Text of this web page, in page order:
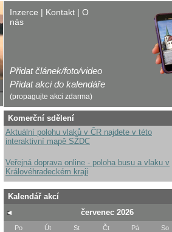
Inzerce | Kontakt | O
nás
Přidat článek/foto/video
Přidat akci do kalendáře
(propagujte akci zdarma)
Komerční sdělení
Aktuální polohu vlaků v ČR najdete v této
interaktivní mapě SŽDC
Veřejná doprava online - poloha busu a vlaku v
Královéhradeckém kraji
Kalendář akcí
červenec 2026
Po Út St Čt Pá So